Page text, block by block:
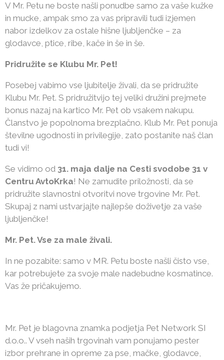
V Mr. Petu ne boste našli ponudbe samo za vaše kužke
in mucke, ampak smo za vas pripravili tudi izjemen
nabor izdelkov za ostale hišne ljubljenčke – za
glodavce, ptice, ribe, kače in še in še.
Pridružite se Klubu Mr. Pet!
Posebej vabimo vse ljubitelje živali, da se pridružite
Klubu Mr. Pet. S pridružitvijo tej veliki družini prejmete
bonus nazaj na kartico Mr. Pet ob vsakem nakupu.
Članstvo je popolnoma brezplačno. Klub Mr. Pet ponuja
številne ugodnosti in privilegije, zato postanite naš član
tudi vi!
Se vidimo od 31. maja dalje na Cesti svodobe 31 v
Centru AvtoKrka! Ne zamudite priložnosti, da se
pridružite slavnostni otvoritvi nove trgovine Mr. Pet.
Skupaj z nami ustvarjajte najlepše doživetje za vaše
ljubljenčke!
Mr. Pet. Vse za male živali.
In ne pozabite: samo v MR. Petu boste našli čisto vse,
kar potrebujete za svoje male nadebudne kosmatince.
Vas že pričakujemo.
Mr. Pet je blagovna znamka podjetja Pet Network SI
d.o.o.. V vseh naših trgovinah vam ponujamo pester
izbor prehrane in opreme za pse, mačke, glodavce,